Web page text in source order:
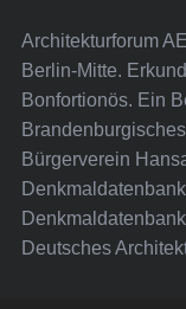
Architekturforum
Berlin-Mitte.
Bonfortionös. Ein
Bürgerverein
Deutsches